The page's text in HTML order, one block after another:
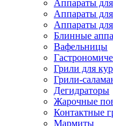
Аппараты
Аппараты
Аппараты
Блинные
Вафельницы
Грили для кур
Грили-
Дегидраторы
Жарочные
Контактные
Мармиты